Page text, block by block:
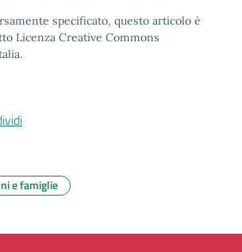
specificato, questo articolo è
Licenza Creative Commons
e famiglie